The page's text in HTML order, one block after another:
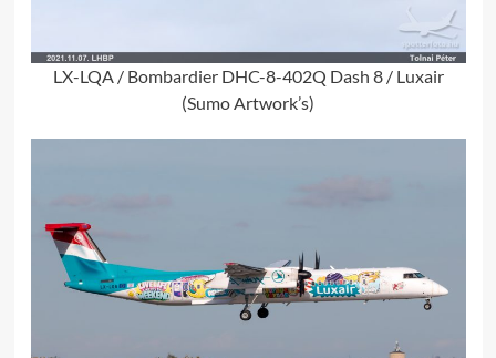
LX-LQA / Bombardier DHC-8-402Q Dash 8 / Luxair
(Sumo Artwork’s)